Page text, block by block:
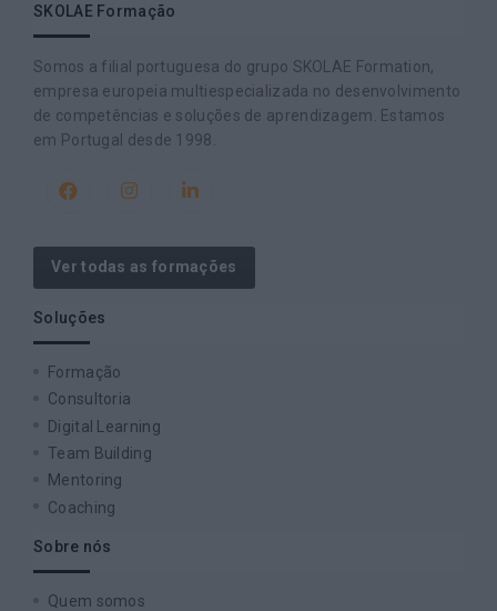
SKOLAE Formação
Somos a filial portuguesa do grupo SKOLAE Formation,
empresa europeia multiespecializada no desenvolvimento
de competências e soluções de aprendizagem. Estamos
em Portugal desde 1998.
Ver todas as formações
Soluções
Formação
Consultoria
Digital Learning
Team Building
Mentoring
Coaching
Sobre nós
Quem somos